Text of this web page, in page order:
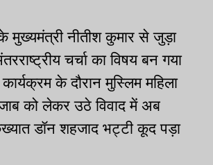
मुख्यमंत्री नीतीश कुमार से जुड़ा
चर्चा का विषय बन गया
के दौरान मुस्लिम महिला
को लेकर उठे विवाद में अब
डॉन शहजाद भट्टी कूद पड़ा